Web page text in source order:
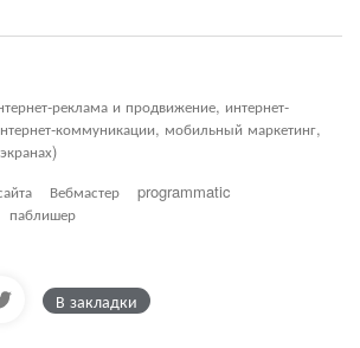
реклама и продвижение, интернет-
коммуникации, мобильный маркетинг,
Вебмастер
programmatic
паблишер
В закладки